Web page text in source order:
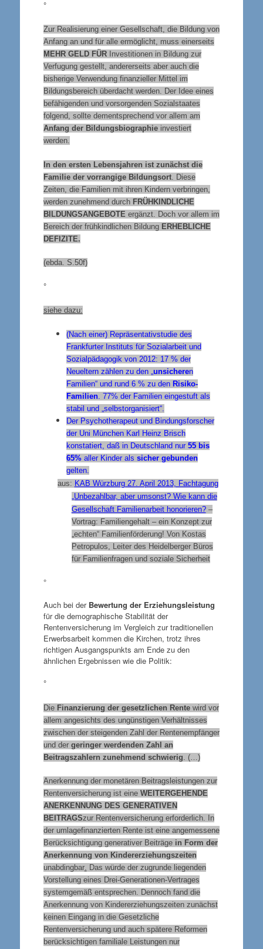
°
Zur Realisierung einer Gesellschaft, die Bildung von
Anfang an und für alle ermöglicht, muss einerseits
MEHR GELD FÜR
Investitionen in Bildung zur
Verfugung gestellt, andererseits aber auch die
bisherige Verwendung finanzieller Mittel im
Bildungsbereich überdacht werden. Der Idee eines
befähigenden und vorsorgenden Sozialstaates
folgend, sollte dementsprechend vor allem am
Anfang der Bildungsbiographieinvestiert
werden.
In den ersten Lebensjahren ist zunächst die
Familie der vorrangige Bildungsort. Diese
Zeiten, die Familien mit ihren Kindern verbringen,
werden zunehmend durch FRÜHKINDLICHE
BILDUNGSANGEBOTE ergänzt. Doch vor allem im
Bereich der frühkindlichen Bildung ERHEBLICHE
DEFIZITE.
(ebda. S.50f)
°
siehe dazu:
(Nach einer) Repräsentativstudie des
Frankfurter Instituts für Sozialarbeit und
Sozialpädagogik von 2012: 17 % der
Neueltern zählen zu den „ unsicheren
Familien“ und rund 6 % zu den Risiko-
Familien. 77% der Familien eingestuft als
stabil und „selbstorganisiert“.
Der Psychotherapeut und Bindungsforscher
der Uni München Karl Heinz Brisch
konstatiert, daß in Deutschland nur 55 bis
65%aller Kinder als sicher gebunden
gelten.
aus: KAB Würzburg 27. April 2013, Fachtagung
„Unbezahlbar, aber umsonst? Wie kann die
Gesellschaft Familienarbeit honorieren?–
Vortrag: Familiengehalt – ein Konzept zur
„echten“ Familienförderung! Von Kostas
Petropulos, Leiter des Heidelberger Büros
für Familienfragen und soziale Sicherheit
°
Auch bei der Bewertung der Erziehungsleistung
für die demographische Stabilität der
Rentenversicherung im Vergleich zur traditionellen
Erwerbsarbeit kommen die Kirchen, trotz ihres
richtigen Ausgangspunkts am Ende zu den
ähnlichen Ergebnissen wie die Politik:
°
Die Finanzierung der gesetzlichen Rentewird vor
allem angesichts des ungünstigen Verhältnisses
zwischen der steigenden Zahl der Rentenempfänger
und der geringer werdenden Zahl an
Beitragszahlern zunehmend schwierig . (…)
Anerkennung der monetären Beitragsleistungen zur
Rentenversicherung ist eine WEITERGEHENDE
ANERKENNUNG DES GENERATIVEN
BEITRAGSzur Rentenversicherung erforderlich. In
der umlagefinanzierten Rente ist eine angemessene
Berücksichtigung generativer Beiträge in Form der
Anerkennung von Kindererziehungszeiten
unabdingbar. Das würde der zugrunde liegenden
Vorstellung eines Drei-Generationen-Vertrages
systemgemäß entsprechen. Dennoch fand die
Anerkennung von Kindererziehungszeiten zunächst
keinen Eingang in die Gesetzliche
Rentenversicherung und auch spätere Reformen
berücksichtigen familiale Leistungen nur